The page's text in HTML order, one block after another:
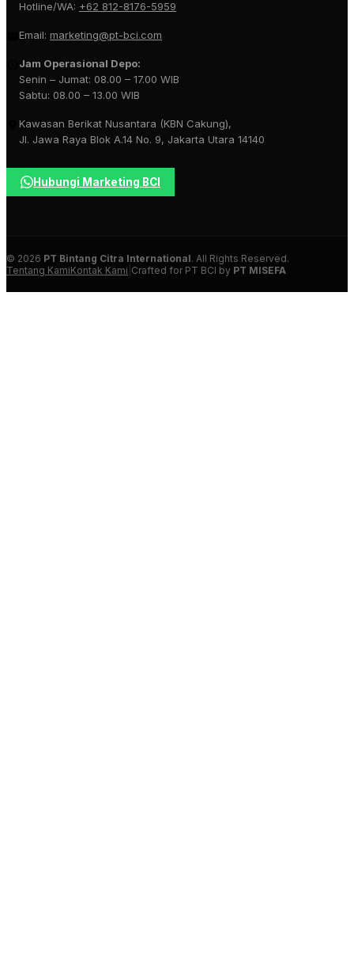
Hotline/WA: +62 812-8176-5959
Email: marketing@pt-bci.com
Jam Operasional Depo:
Senin – Jumat: 08.00 – 17.00 WIB
Sabtu: 08.00 – 13.00 WIB
Kawasan Berikat Nusantara (KBN Cakung),
Jl. Jawa Raya Blok A.14 No. 9, Jakarta Utara 14140
Hubungi Marketing BCI
© 2026 PT Bintang Citra International. All Rights Reserved.
Tentang KamiKontak Kami Crafted for PT BCI by PT MISEFA